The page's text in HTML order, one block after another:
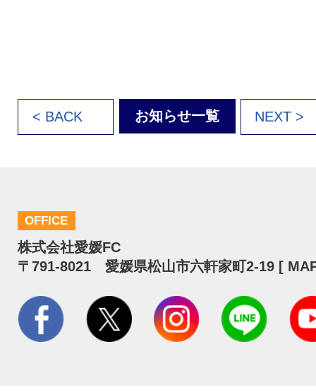
< BACK お知らせ一覧 NEXT >
OFFICE
株式会社愛媛FC
〒791-8021 愛媛県松山市六軒家町2-19 [